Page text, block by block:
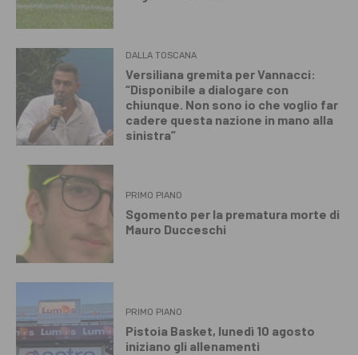
DALLA TOSCANA
Versiliana gremita per Vannacci:
“Disponibile a dialogare con
chiunque. Non sono io che voglio far
cadere questa nazione in mano alla
sinistra”
PRIMO PIANO
Sgomento per la prematura morte di
Mauro Ducceschi
PRIMO PIANO
Pistoia Basket, lunedì 10 agosto
iniziano gli allenamenti